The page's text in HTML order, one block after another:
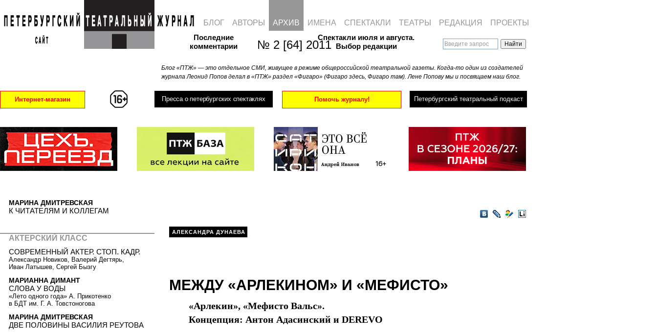
№ 2 [64] 2011
Последние
комментарии
Блог «ПТЖ» — это отдельное СМИ, живущее в режиме общероссийской театральной газеты. Когда-то один из создателей
журнала Леонид Попов делал в «ПТЖ» раздел «Фигаро» (Фигаро здесь, Фигаро там). Лене Попову мы и посвящаем наш блог.
Спектакли июля и августа.
Выбор редакции
Интернет-магазин Пресса о петербургских спектаклях Помочь журналу! Петербургский театральный подкаст
БЛОГ АВТОРЫ АРХИВ ИМЕНА СПЕКТАКЛИ ТЕАТРЫ РЕДАКЦИЯ ПРОЕКТЫ
VKontakte
LiveJournal
Мой
LiveInternet
АЛЕКСАНДРА ДУНАЕВА
МЕЖДУ «АРЛЕКИНОМ» И «МЕФИСТО»
«Арлекин», «Мефисто Вальс».
Концепция: Антон Адасинский и DEREVO
МАРИНА ДМИТРЕВСКАЯ
К ЧИТАТЕЛЯМ И КОЛЛЕГАМ
АКТЕРСКИЙ КЛАСС
СОВРЕМЕННЫЙ АКТЕР. СТОП. КАДР.
Александр Новиков, Валерий Дегтярь,
Иван Латышев, Сергей Бызгу
МАРИАННА ДИМАНТ
СЛОВА У ВОДЫ
«Лето одного года» А. Прикотенко
в БДТ им. Г. А. Товстоногова
МАРИНА ДМИТРЕВСКАЯ
ДВЕ ПОЛОВИНЫ ВАСИЛИЯ РЕУТОВА